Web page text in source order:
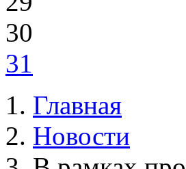
30
31
Главная
Новости